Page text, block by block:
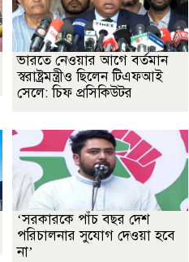
ভারতে নেওয়ার আগে বর্তমান
স্বরাষ্ট্রমন্ত্রীও ছিলেন টিএফআই
সেলে: চিফ প্রসিকিউটর
‘সরকারকে পাঁচ বছর দেশ
পরিচালনার সুযোগ দেওয়া হবে
না’